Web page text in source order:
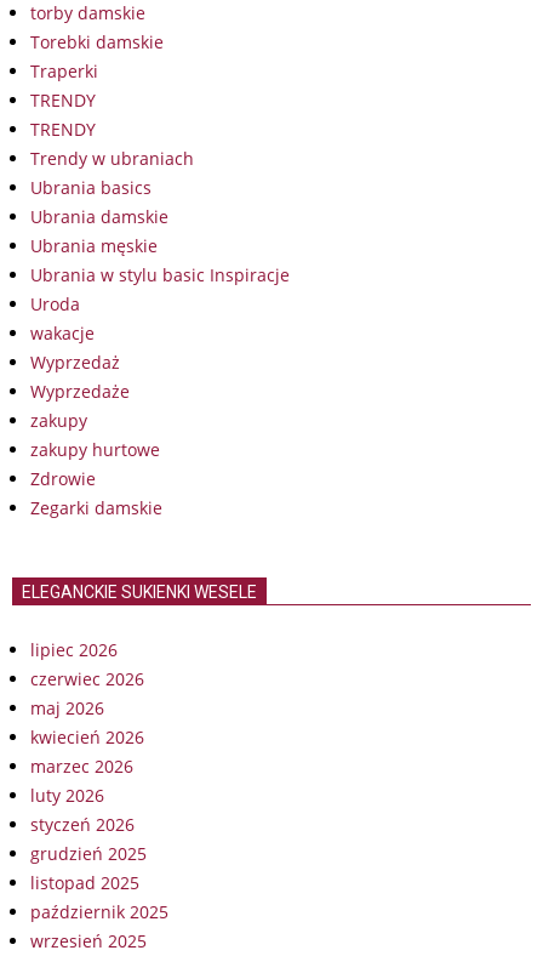
torby damskie
Torebki damskie
Traperki
TRENDY
TRENDY
Trendy w ubraniach
Ubrania basics
Ubrania damskie
Ubrania męskie
Ubrania w stylu basic Inspiracje
Uroda
wakacje
Wyprzedaż
Wyprzedaże
zakupy
zakupy hurtowe
Zdrowie
Zegarki damskie
ELEGANCKIE SUKIENKI WESELE
lipiec 2026
czerwiec 2026
maj 2026
kwiecień 2026
marzec 2026
luty 2026
styczeń 2026
grudzień 2025
listopad 2025
październik 2025
wrzesień 2025